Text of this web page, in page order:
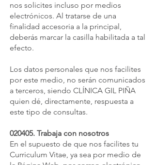
nos solicites incluso por medios
electrónicos. Al tratarse de una
finalidad accesoria a la principal,
deberás marcar la casilla habilitada a tal
efecto.
Los datos personales que nos facilites
por este medio, no serán comunicados
a terceros, siendo CLÍNICA GIL PIÑA
quien dé, directamente, respuesta a
este tipo de consultas.
020405. Trabaja con nosotros
En el supuesto de que nos facilites tu
Curriculum Vitae, ya sea por medio de